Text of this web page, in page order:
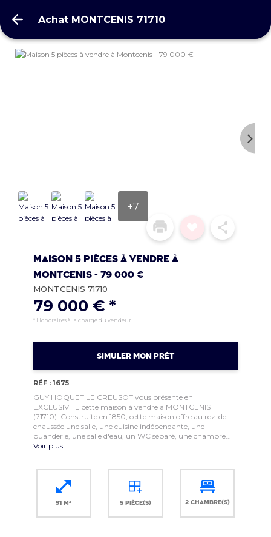
Achat MONTCENIS 71710
Achat MONTCENIS 71710
+7
Maison 5 pièces à vendre à
Montcenis - 79 000 €
MONTCENIS 71710
79 000 € *
* Honoraires à la charge du vendeur
SIMULER MON PRÊT
RÉF : 1675
GUY HOQUET LE CREUSOT vous présente en
EXCLUSIVITE cette maison à vendre à MONTCENIS
(71710). Construite en 1850, cette maison offre au rez-de-
chaussée une salle, une cuisine indépendante, une
buanderie, une salle d'eau, un WC séparé, une chambre...
Voir plus
91 m² 5 pièce(s) 2 chambre(s)